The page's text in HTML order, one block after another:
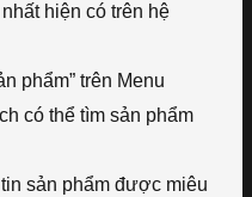
hiện có trên hệ
phẩm” trên Menu
có thể tìm sản phẩm
sản phẩm được miêu